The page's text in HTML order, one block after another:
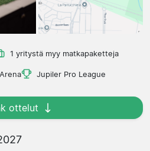
1 yritystä myy matkapaketteja
Jupiler Pro League
ottelut